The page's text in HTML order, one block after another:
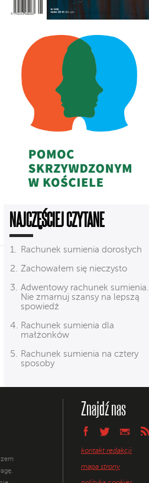
NAJCZĘŚCIEJ CZYTANE
Rachunek sumienia dorosłych
Zachowałem się nieczysto
Adwentowy rachunek sumienia.
Nie zmarnuj szansy na lepszą
spowiedź
Rachunek sumienia dla
małżonków
Rachunek sumienia na cztery
sposoby
Znajdź nas
kontakt redakcji
mapa strony